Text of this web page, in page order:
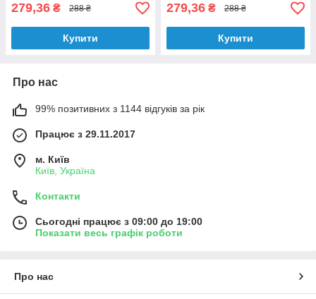
279,36 ₴ 288 ₴
Купити
279,36 ₴ 288 ₴
Купити
Про нас
99% позитивних з 1144 відгуків за рік
Працює з 29.11.2017
м. Київ
Київ, Україна
Контакти
Сьогодні працює з 09:00 до 19:00
Показати весь графік роботи
Про нас